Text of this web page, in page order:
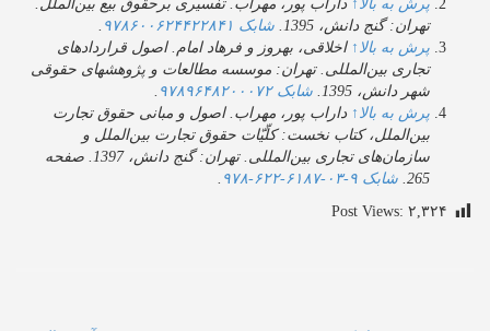
پرش به بالا↑داراب پور، مهراب. تفسیری برحقوق بیع بین‌الملل.
تهران: گنج دانش، 1395.
شابک‎۹۷۸۶۰۰۶۲۴۴۲۲۸۴۱.
پرش به بالا↑اخلاقی، بهروز و فرهاد امام. اصول قراردادهای
تجاری بین‌المللی. تهران: موسسه مطالعات و پژوهشهای حقوقی
شهر دانش، 1395.
شابک‎۹۷۸۹۶۴۸۲۰۰۰۷۲.
پرش به بالا↑داراب پور، مهراب. اصول و مبانی حقوق تجارت
بین‌الملل، کتاب نخست: کلّیّات حقوق تجارت بین‌الملل و
سازمان‌های تجاری بین‌المللی. تهران: گنج دانش، 1397. صفحه
شابک‎۹۷۸-۶۲۲-۶۱۸۷-۰۳-۹.
Post Views: ۲,۳۲۴